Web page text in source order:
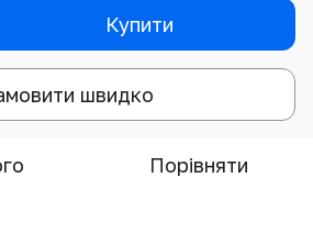
Купити
швидко
Порівняти